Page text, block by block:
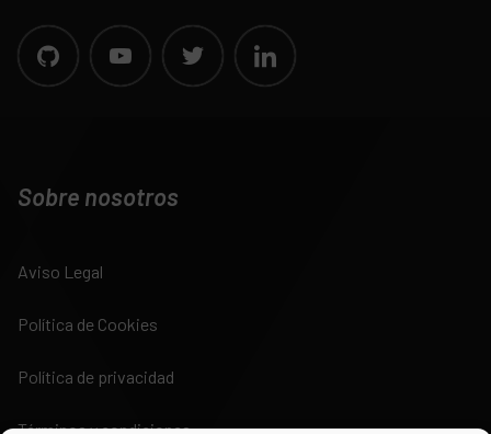
Sobre nosotros
Aviso Legal
Política de Cookies
Política de privacidad
Términos y condiciones